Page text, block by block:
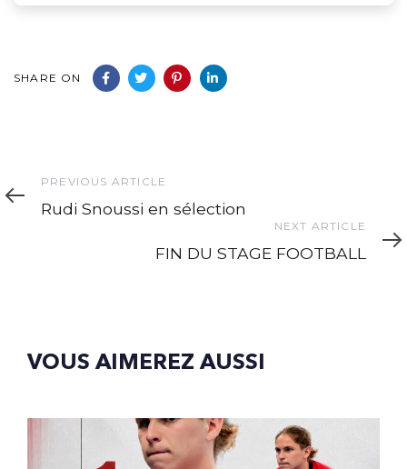
SHARE ON
Previous
Article
PREVIOUS ARTICLE
Rudi Snoussi en sélection
Article
NEXT ARTICLE
FIN DU STAGE FOOTBALL
VOUS AIMEREZ AUSSI